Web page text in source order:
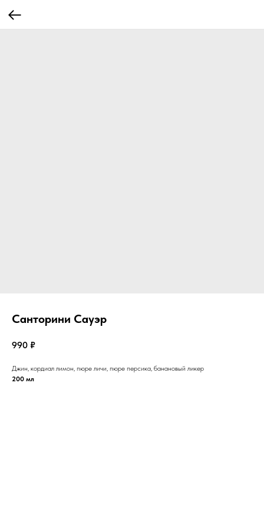
Санторини Сауэр
990 ₽
Джин, кордиал лимон, пюре личи, пюре персика, банановый ликер
200 мл